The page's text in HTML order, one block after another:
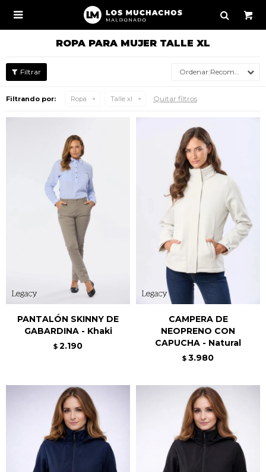

ROPA PARA MUJER TALLE XL
Recomendados
Filtrando por: Ropa Talle xl Quitar filtros
PANTALÓN SKINNY DE
GABARDINA - Khaki
$ 2.190
CAMPERA DE
NEOPRENO CON
CAPUCHA - Natural
$ 3.980